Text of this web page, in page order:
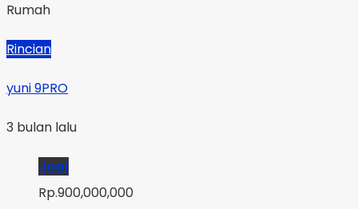
Rumah
Rincian
yuni 9PRO
3 bulan lalu
Jual
Rp.900,000,000